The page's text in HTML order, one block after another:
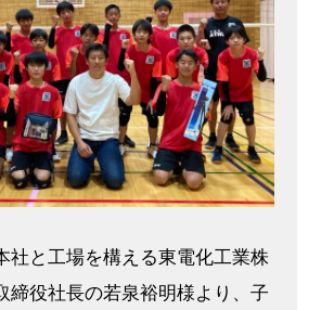
社と工場を構える東電化工業株
締役社長の若泉裕明様より、子